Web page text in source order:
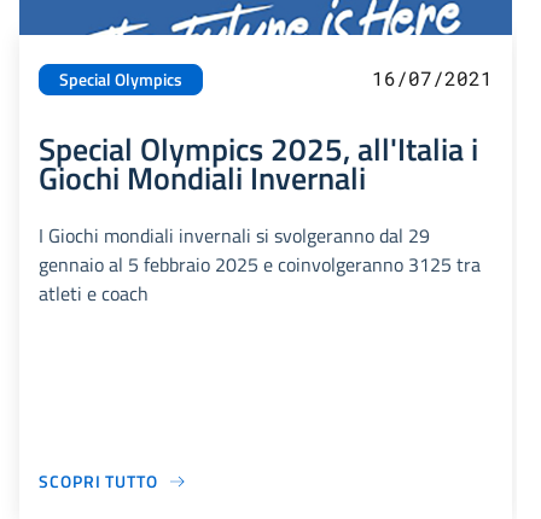
Special Olympics 16/07/2021
Special Olympics 2025, all'Italia i
Giochi Mondiali Invernali
I Giochi mondiali invernali si svolgeranno dal 29
gennaio al 5 febbraio 2025 e coinvolgeranno 3125 tra
atleti e coach
SCOPRI TUTTO